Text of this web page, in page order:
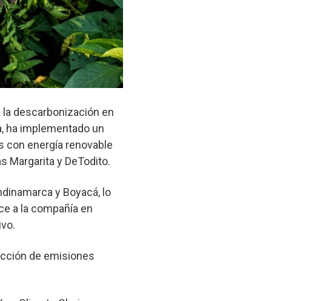
descarbonización en
ha implementado un
con energía renovable
Margarita y DeTodito.
y Boyacá, lo
a la compañía en
de emisiones